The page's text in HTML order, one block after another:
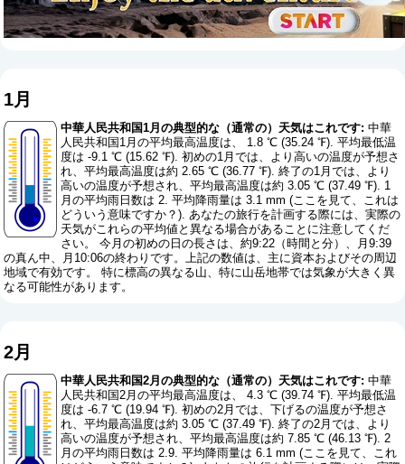
1月
中華人民共和国1月の典型的な（通常の）天気はこれです: 中華
人民共和国1月の平均最高温度は、 1.8 ℃ (35.24 ℉). 平均最低温
度は -9.1 ℃ (15.62 ℉). 初めの1月では、より高いの温度が予想さ
れ、平均最高温度は約 2.65 ℃ (36.77 ℉). 終了の1月では、より
高いの温度が予想され、平均最高温度は約 3.05 ℃ (37.49 ℉). 1
月の平均雨日数は 2. 平均降雨量は 3.1 mm (ここを見て、これは
どういう意味ですか？). あなたの旅行を計画する際には、実際の
天気がこれらの平均値と異なる場合があることに注意してくだ
さい。 今月の初めの日の長さは、約9:22（時間と分）、月9:39
の真ん中、月10:06の終わりです。上記の数値は、主に資本およびその周辺
地域で有効です。 特に標高の異なる山、特に山岳地帯では気象が大きく異
なる可能性があります。
2月
中華人民共和国2月の典型的な（通常の）天気はこれです: 中華
人民共和国2月の平均最高温度は、 4.3 ℃ (39.74 ℉). 平均最低温
度は -6.7 ℃ (19.94 ℉). 初めの2月では、下げるの温度が予想さ
れ、平均最高温度は約 3.05 ℃ (37.49 ℉). 終了の2月では、より
高いの温度が予想され、平均最高温度は約 7.85 ℃ (46.13 ℉). 2
月の平均雨日数は 2.9. 平均降雨量は 6.1 mm (ここを見て、これ